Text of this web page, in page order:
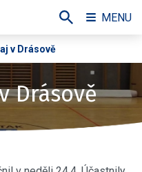
v Drásově
Drásově
MENU